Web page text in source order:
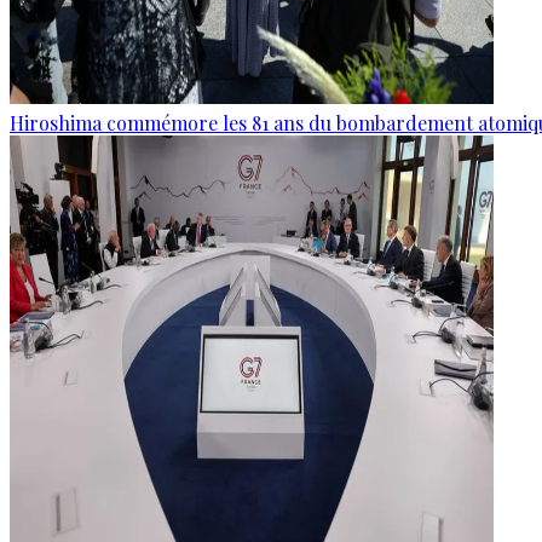
Hiroshima commémore les 81 ans du bombardement